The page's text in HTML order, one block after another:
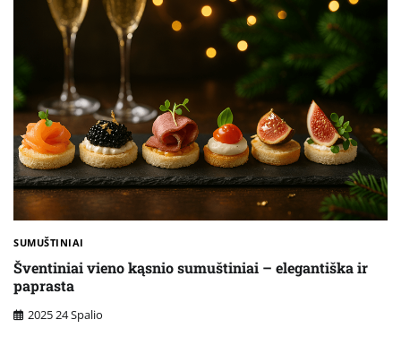
SUMUŠTINIAI
Šventiniai vieno kąsnio sumuštiniai – elegantiška ir
paprasta
2025 24 Spalio